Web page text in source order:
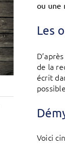
ou une
Les
de la
écrit
Voici